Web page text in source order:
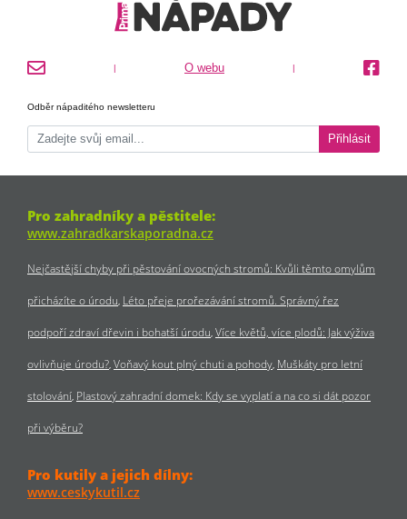
| O webu |
Odběr nápaditého newsletteru
Přihlásit
Pro zahradníky a pěstitele:
www.zahradkarskaporadna.cz
Nejčastější chyby při pěstování ovocných stromů: Kvůli těmto omylům
přicházíte o úrodu Léto přeje prořezávání stromů. Správný řez
podpoří zdraví dřevin i bohatší úrodu Více květů, více plodů: Jak výživa
ovlivňuje úrodu? Voňavý kout plný chuti a pohody Muškáty pro letní
stolování Plastový zahradní domek: Kdy se vyplatí a na co si dát pozor
při výběru?
Pro kutily a jejich dílny:
www.ceskykutil.cz